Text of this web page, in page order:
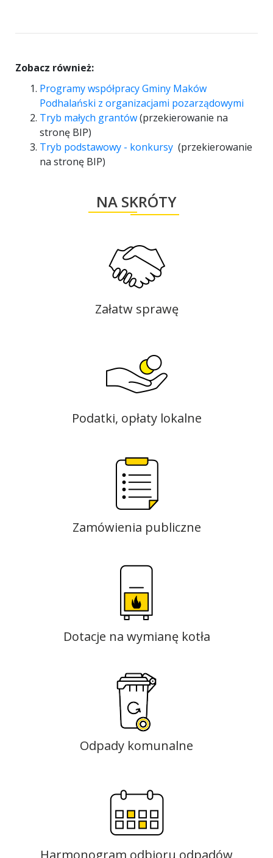
Zobacz również:
Programy współpracy Gminy Maków
Podhalański z organizacjami pozarządowymi
Tryb małych grantów(przekierowanie na
stronę BIP)
Tryb podstawowy - konkursy (przekierowanie
na stronę BIP)
NA SKRÓTY
Załatw sprawę
Podatki, opłaty lokalne
Zamówienia publiczne
Dotacje na wymianę kotła
Odpady komunalne
Harmonogram odbioru odpadów